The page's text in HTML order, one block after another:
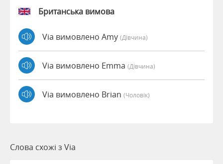
Британська вимова
Via вимовлено Amy (дівчина)
Via вимовлено Emma (дівчина)
Via вимовлено Brian (чоловік)
Слова схожі з Via